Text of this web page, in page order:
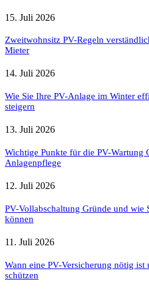
15. Juli 2026
Zweitwohnsitz PV-Regeln
Mieter
14. Juli 2026
Wie Sie Ihre PV-Anlage im Winter
steigern
13. Juli 2026
Wichtige Punkte für die PV-Wartung
Anlagenpflege
12. Juli 2026
PV-Vollabschaltung Gründe und wie
können
11. Juli 2026
Wann eine PV-Versicherung nötig ist
schützen